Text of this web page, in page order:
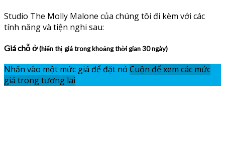
Studio The Molly Malone của chúng tôi đi kèm với các
tính năng và tiện nghi sau:
Giá chỗ ở(hiển thị giá trong khoảng thời gian 30 ngày)
Nhấn vào một mức giá để đặt nó Cuộn để xem các mức
giá trong tương lai